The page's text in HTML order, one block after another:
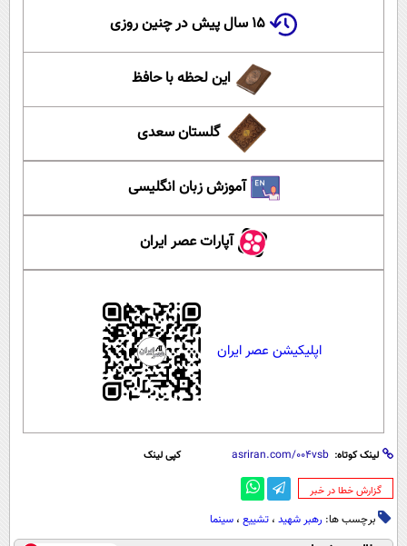
۱۵ سال پیش در چنین روزی
این لحظه با حافظ
گلستان سعدی
آموزش زبان انگلیسی
آپارات عصر ایران
اپلیکیشن عصر ایران
لینک کوتاه: کپی لینک
‌گزارش خطا در خبر
برچسب ها: رهبر شهید ، تشییع ، سینما